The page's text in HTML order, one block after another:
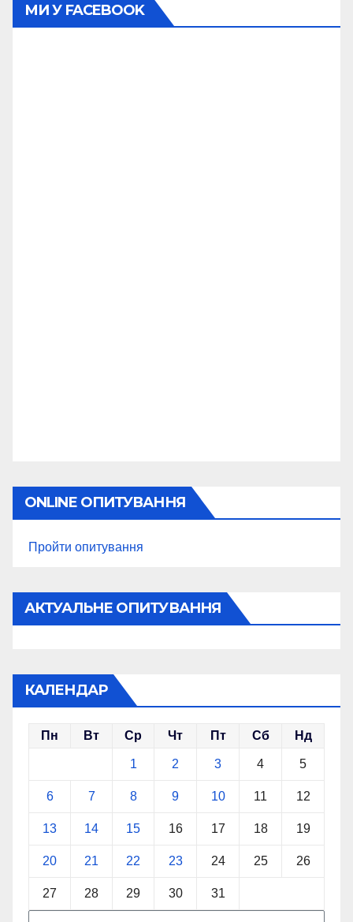
МИ У FACEBOOK
ONLINE ОПИТУВАННЯ
Пройти опитування
АКТУАЛЬНЕ ОПИТУВАННЯ
КАЛЕНДАР
Пн Вт Ср Чт Пт Сб Нд
1 2 3 4 5
6 7 8 9 10 11 12
13 14 15 16 17 18 19
20 21 22 23 24 25 26
27 28 29 30 31